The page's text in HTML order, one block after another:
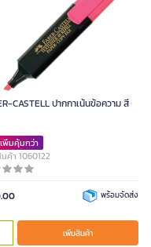
CASTELL ปากกาเน้นข้อความ สี
พิ่มคุ้มกว่า
ค้า 1060122
พร้อมจัดส่ง
เพิ่มสินค้า